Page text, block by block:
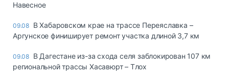
Навесное
09.08 В Хабаровском крае на трассе Переяславка –
Аргунское финиширует ремонт участка длиной 3,7 км
09.08 В Дагестане из-за схода селя заблокирован 107 км
региональной трассы Хасавюрт – Тлох